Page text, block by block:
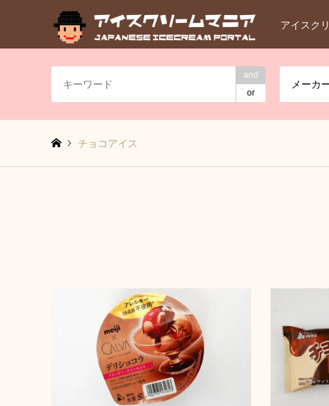
アイスク
and
or
メーカ
チョコアイス